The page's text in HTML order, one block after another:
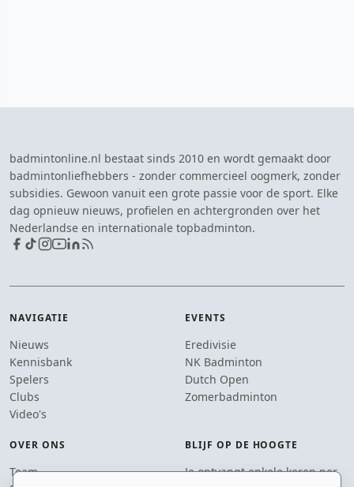
badmintonline.nl bestaat sinds 2010 en wordt gemaakt door
badmintonliefhebbers - zonder commercieel oogmerk, zonder
subsidies. Gewoon vanuit een grote passie voor de sport. Elke
dag opnieuw nieuws, profielen en achtergronden over het
Nederlandse en internationale topbadminton.
NAVIGATIE
Nieuws
Kennisbank
Spelers
Clubs
Video's
EVENTS
Eredivisie
NK Badminton
Dutch Open
Zomerbadminton
OVER ONS
Team
BLIJF OP DE HOOGTE
Je ontvangt enkele keren per